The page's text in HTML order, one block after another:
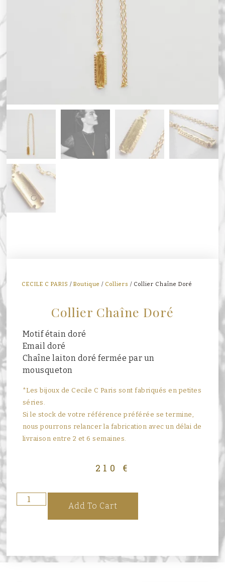
CECILE C PARIS /Boutique / Colliers / Collier Chaîne Doré
Collier Chaîne Doré
Motif étain doré
Email doré
Chaîne laiton doré fermée par un
mousqueton
*Les bijoux de Cecile C Paris sont fabriqués en petites
séries.
Si le stock de votre référence préférée se termine,
nous pourrons relancer la fabrication avec un délai de
livraison entre 2 et 6 semaines.
210 €
Add To Cart